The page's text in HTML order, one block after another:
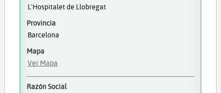
L'Hospitalet de Llobregat
Provincia
Barcelona
Mapa
Ver Mapa
Razón Social